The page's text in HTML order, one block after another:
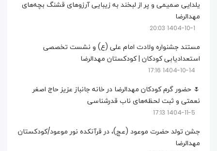
یلدایی صمیمی و پر از لبخند به زیبایی آرزوهای قشنگ بچه‌های
مهدالرضا
1404-10-1 20:03
مستند جشنواره ولادت امام علی (ع) و نشست تخصصی
استعدادیابی کودکان | کودکستان مهدالرضا
1404-10-14 17:16
🌷 حضور گرم کودکان مهدالرضا در خانه جانباز عزیز حاج اصغر
نعمتی و ثبت لحظه‌های ناب قدرشناسی
1404-11-5 17:13
جشن تولد حضرت موعود (عج)، در قرآنکده نور موعود/کودکستان
مهدالرضا